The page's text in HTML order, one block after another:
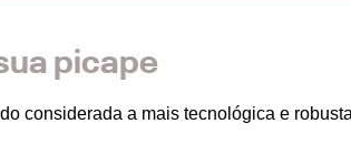
picape
considerada a mais tecnológica e